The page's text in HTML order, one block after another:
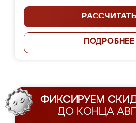
РАССЧИТАТЬ
ПОДРОБНЕЕ
ФИКСИРУЕМ
ДО КОНЦА